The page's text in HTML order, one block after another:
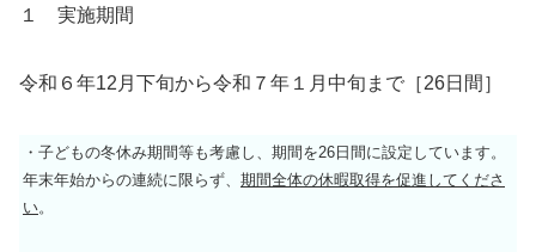
１ 実施期間
令和６年12月下旬から令和７年１月中旬まで［26日間］
・子どもの冬休み期間等も考慮し、期間を26日間に設定しています。
年末年始からの連続に限らず、 期間全体の休暇取得を促進してくださ
い。